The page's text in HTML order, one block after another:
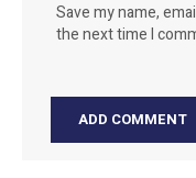
Save my name,
the next time I